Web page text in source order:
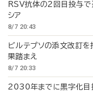
RSV抗体の2回目投与
シア
8/7 20:43
ビルテプソの添文改
果踏まえ
8/7 20:33
2030年までに黒字化